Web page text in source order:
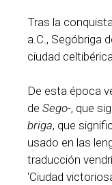
Tras la
a.C., Segóbriga
ciudad celtibérica.
De esta época
de Sego-, que
briga, que
usado en las
traducción
‘Ciudad